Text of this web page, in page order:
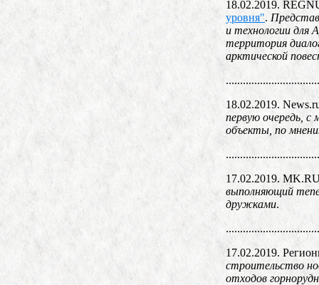
18.02.2019.
уровня".
и технологии для
территория
арктической
18.02.2019.
первую очередь,
объекты, по
17.02.2019.
выполняющий
дружками.
17.02.2019.
строительство
отходов